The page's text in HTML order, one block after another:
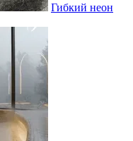
Гибкий неон